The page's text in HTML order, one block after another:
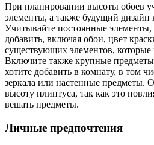
При планировании высоты обоев
элементы, а также будущий дизайн
Учитывайте постоянные элементы,
добавить, включая обои, цвет
существующих элементов, которые
Включите также крупные
хотите добавить в комнату, в том
зеркала или настенные предметы.
высоту плинтуса, так как это
вешать предметы.
Личные предпочтения